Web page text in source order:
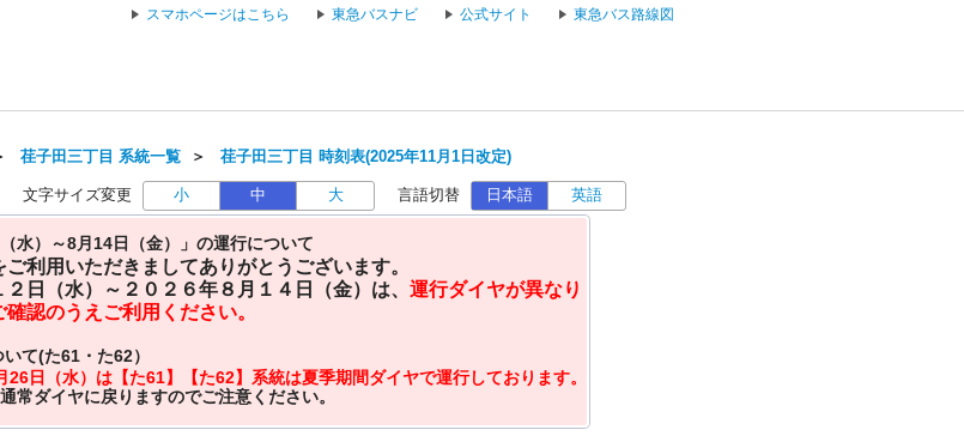
スマホページはこちら 東急バスナビ 公式サイト 東急バス路線図
荏子田三丁目 系統一覧 ＞ 荏子田三丁目 時刻表(2025年11月1日改定)
文字サイズ変更 小 中 大 言語切替 日本語 英語
水）～8月14日（金）」の運行について
利用いただきましてありがとうございます。
２日（水）～２０２６年８月１４日（金）は、 運行ダイヤが異なり
認のうえご利用ください。
て(た61・た62）
26日（水）は【た61】【た62】系統は夏季期間ダイヤで運行しております。
常ダイヤに戻りますのでご注意ください。